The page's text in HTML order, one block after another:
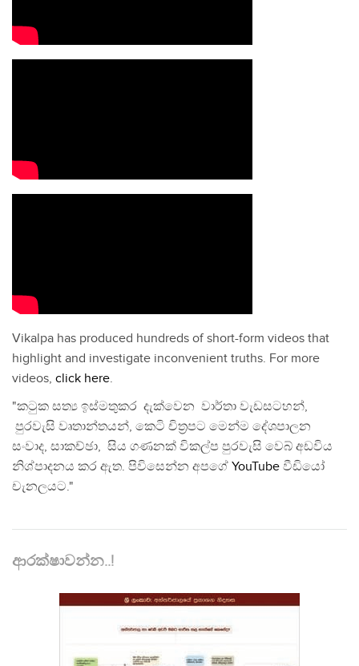
Vikalpa has produced hundreds of short-form videos that
highlight and investigate inconvenient truths. For more
videos, click here.
"කටුක සත්‍ය ඉස්මතුකර දැක්වෙන වාර්තා වැඩසටහන්,
පුරවැසි වෘතාන්තයන්, කෙටි චිත්‍රපට මෙන්ම දේශපාලන
සංවාද, සාකච්ඡා, සිය ගණනක් විකල්ප පුරවැසි වෙබ් අඩවිය
නිශ්පාදනය කර ඇත. පිවිසෙන්න අපගේ YouTube වීඩියෝ
චැනලයට."
ආරක්ෂාවන්න..!